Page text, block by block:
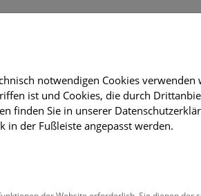
& Aktivitäten Deck 50
notwendigen Cookies verwenden
ist und Cookies, die durch
finden Sie in unserer
in der Fußleiste angepasst werden.